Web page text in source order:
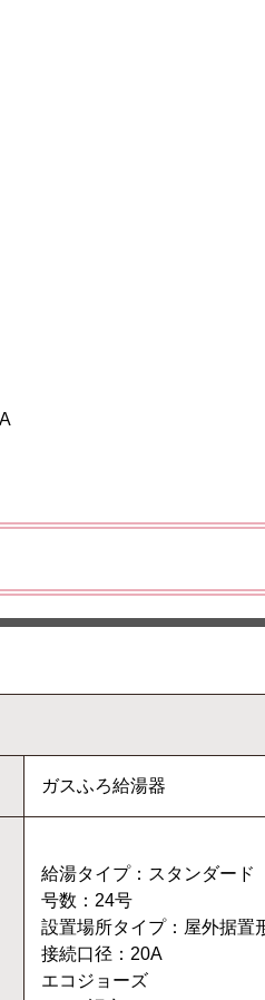
ガスふろ給湯器
給湯タイプ：スタンダード
号数：24号
設置場所タイプ：屋外据置
接続口径：20A
エコジョーズ